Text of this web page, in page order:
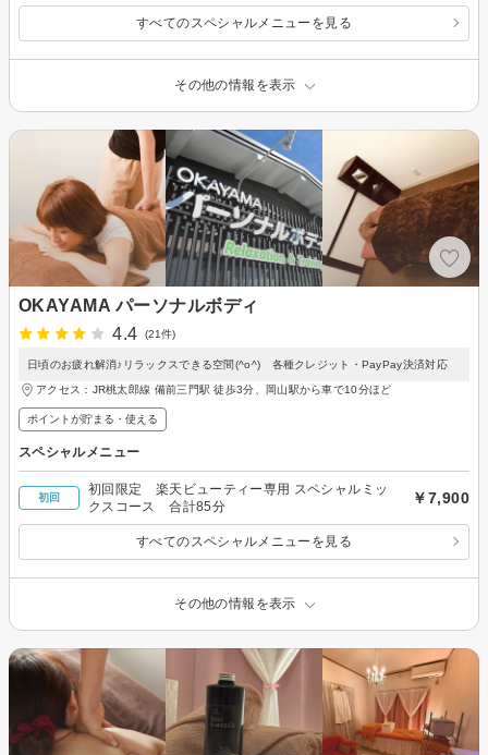
すべてのスペシャルメニューを見る
その他の情報を表示
OKAYAMA パーソナルボディ
4.4
(21件)
日頃のお疲れ解消♪リラックスできる空間(^o^) 各種クレジット・PayPay決済対応
アクセス：JR桃太郎線 備前三門駅 徒歩3分、岡山駅から車で10分ほど
ポイントが貯まる・使える
スペシャルメニュー
初回
初回限定 楽天ビューティー専用 スペシャルミッ
クスコース 合計85分
￥7,900
すべてのスペシャルメニューを見る
その他の情報を表示